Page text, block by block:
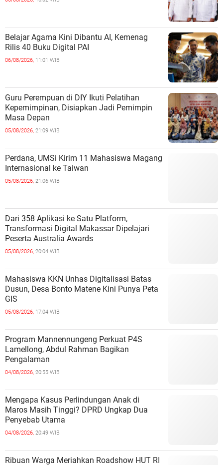
Belajar Agama Kini Dibantu AI, Kemenag
Rilis 40 Buku Digital PAI
06/08/2026, 11:01 WIB
Guru Perempuan di DIY Ikuti Pelatihan
Kepemimpinan, Disiapkan Jadi Pemimpin
Masa Depan
05/08/2026, 21:09 WIB
Perdana, UMSi Kirim 11 Mahasiswa Magang
Internasional ke Taiwan
05/08/2026, 21:06 WIB
Dari 358 Aplikasi ke Satu Platform,
Transformasi Digital Makassar Dipelajari
Peserta Australia Awards
05/08/2026, 20:04 WIB
Mahasiswa KKN Unhas Digitalisasi Batas
Dusun, Desa Bonto Matene Kini Punya Peta
GIS
05/08/2026, 17:04 WIB
Program Mannennungeng Perkuat P4S
Lamellong, Abdul Rahman Bagikan
Pengalaman
04/08/2026, 20:55 WIB
Mengapa Kasus Perlindungan Anak di
Maros Masih Tinggi? DPRD Ungkap Dua
Penyebab Utama
04/08/2026, 20:49 WIB
Ribuan Warga Meriahkan Roadshow HUT RI